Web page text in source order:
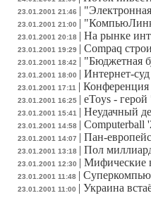
23.01.2001 21:46 |
23.01.2001 21:00 |
23.01.2001 20:18 | На рынке
23.01.2001 19:29 | Compaq
23.01.2001 18:42 | "Бюджетная
23.01.2001 18:00 | Интернет-суд
23.01.2001 17:11 |
23.01.2001 16:25 | eToys -
23.01.2001 15:41 | Неудачный
23.01.2001 14:58 | Computerball
23.01.2001 14:07 | Пан-
23.01.2001 13:18 | Пол
23.01.2001 12:30 | Мифические
23.01.2001 11:48 |
23.01.2001 11:00 | Украина